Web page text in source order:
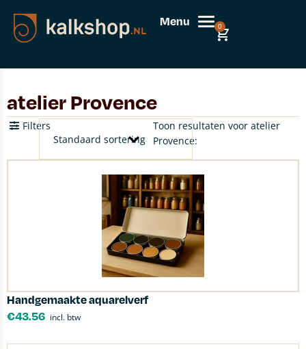
Menu 0
atelier Provence
Toon resultaten voor atelier
Provence:
Filters
Handgemaakte aquarelverf
€43.56 incl. btw